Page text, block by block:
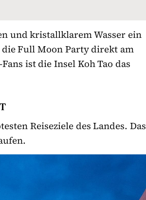
und kristallklarem Wasser ein
Full Moon Party direkt am
ist die Insel Koh Tao das
Reiseziele des Landes. Das